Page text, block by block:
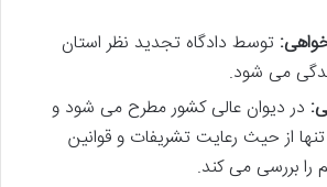
توسط دادگاه تجدید نظر استان
می شود.
در دیوان عالی کشور مطرح می شود و
از حیث رعایت تشریفات و قوانین
را بررسی می کند.